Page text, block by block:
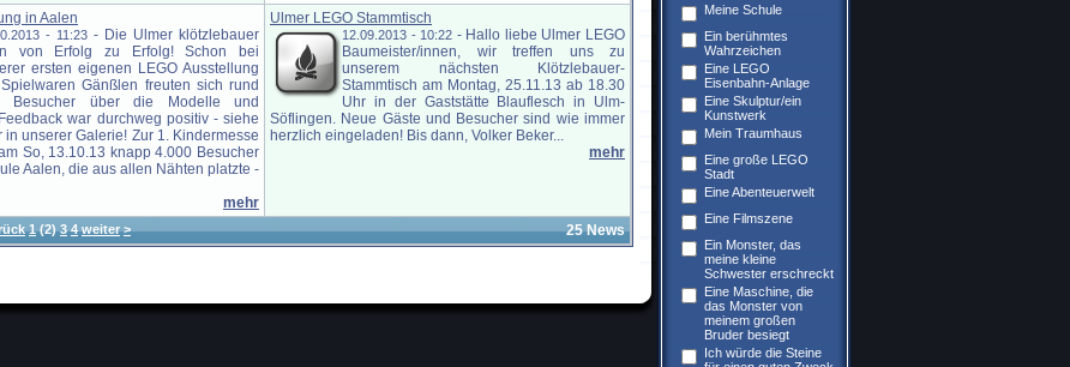
in Aalen
- 11:23 - Die Ulmer klötzlebauer
von Erfolg zu Erfolg! Schon bei
ersten eigenen LEGO Ausstellung
Gänßlen freuten sich rund
Besucher über die Modelle und
war durchweg positiv - siehe
unserer Galerie! Zur 1. Kindermesse
So, 13.10.13 knapp 4.000 Besucher
Aalen, die aus allen Nähten platzte -
mehr
Ulmer LEGO Stammtisch
12.09.2013 - 10:22 - Hallo liebe Ulmer LEGO
Baumeister/innen, wir treffen uns zu
unserem nächsten Klötzlebauer-
Stammtisch am Montag, 25.11.13 ab 18.30
Uhr in der Gaststätte Blauflesch in Ulm-
Söflingen. Neue Gäste und Besucher sind wie immer
herzlich eingeladen! Bis dann, Volker Beker...
mehr
1 (2) 3 4 weiter > 25 News
Meine Schule
Ein berühmtes
Wahrzeichen
Eine LEGO
Eisenbahn-Anlage
Eine Skulptur/ein
Kunstwerk
Mein Traumhaus
Eine große LEGO
Stadt
Eine Abenteuerwelt
Eine Filmszene
Ein Monster, das
meine kleine
Schwester erschreckt
Eine Maschine, die
das Monster von
meinem großen
Bruder besiegt
Ich würde die Steine